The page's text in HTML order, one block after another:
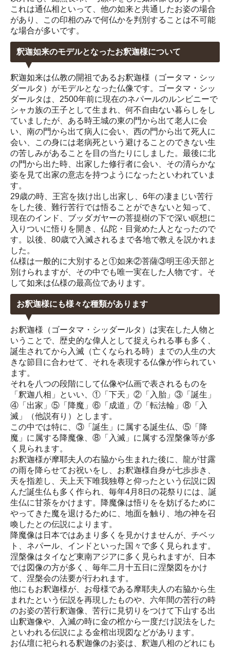
これは通仏相といって、他の如来と共通したお姿の場合
があり、この印相のみで何仏かを判別することは不可能
な場合が多いです。
釈迦如来のモデルとなったお釈迦様について
釈迦如来は仏教の開祖であるお釈迦様（ゴータマ・シッ
ダールタ）がモデルとなった仏像です。ゴータマ・シッ
ダールタは、2500年前に現在のネパールのルンビニーで
シャカ族の王子として生まれ、何不自由ない暮らしをし
ていましたが、ある時王城の東の門から出て老人に会
い、南の門から出て病人に会い、西の門から出て死人に
会い、この身には老病死という避けることのできない生
の苦しみがあることを目の当たりにしました。最後に北
の門から出た時、出家した修行者に会い、その清らかな
姿を見て出家の意志を持つようになったといわれていま
す。
29歳の時、王宮を抜け出し出家し、6年の凄まじい苦行
をした後、難行苦行では悟ることができないと知って、
現在のインド、ブッダガヤーの菩提樹の下で深い瞑想に
入りついに悟りを開き、仏陀・目覚めた人となったので
す。以後、80歳で入滅されるまで各地で教えを説かれま
した。
仏様は一般的に大別すると①如来②菩薩③明王④天部と
別けられますが、その中でも唯一実在した人物です。そ
して如来は仏様の最高位であります。
お釈迦様にも様々な種類があります
お釈迦様（ゴータマ・シッダールタ）は実在した人物と
いうことで、歴史的な偉人として捉えられる事も多く、
誕生されてから入滅（亡くなられる時）までの人生の大
きな節目に合わせて、それを表現する仏像が作られてい
ます。
それを八つの段階にして仏像や仏画で表されるものを
「釈迦八相」といい、①「下天」②「入胎」③「誕生」
④「出家」⑤「降魔」⑥「成道」⑦「転法輪」⑧「入
滅」（他説有り）とします。
この中では特に、③「誕生」に属する誕生仏、⑤「降
魔」に属する降魔像、⑧「入滅」に属する涅槃像等が多
く見られます。
お釈迦様が摩耶夫人の右脇から生まれた後に、龍が甘露
の雨を降らせてお祝いをし、お釈迦様自身が七歩歩き、
天を指差し、天上天下唯我独尊と仰ったという伝説に因
んだ誕生仏も多く作られ、毎年4月8日の花祭りには、誕
生仏に甘茶をかけます。降魔像は悟りをを妨げるために
やってきた魔を退けるために、地面を触り、地の神を召
喚したとの伝説によります。
降魔像は日本ではあまり多くを見かけませんが、チベッ
ト、ネパール、インドといった国々で多く見られます。
涅槃像はタイなど東南アジアに多く見られますが、日本
では図像の方が多く、毎年二月十五日に涅槃図をかけ
て、涅槃会の法要が行われます。
他にもお釈迦様が、お母様である摩耶夫人の右脇から生
まれたという伝説を再現したものや、六年間の苦行の時
のお姿の苦行釈迦像、苦行に見切りをつけて下山する出
山釈迦像や、入滅の時に金の棺から一度だけ説法をした
といわれる伝説による金棺出現図などがあります。
お仏壇に祀られる釈迦像のお姿は、釈迦八相のどれにも